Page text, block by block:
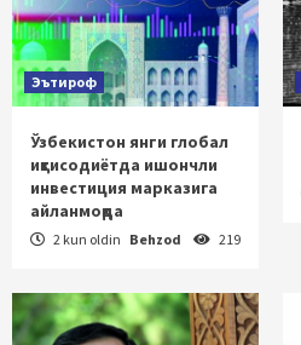
Эътироф
Ўзбекистон янги глобал
иқтисодиётда ишончли
инвестиция марказига
айланмоқда
2 kun oldin Behzod 219